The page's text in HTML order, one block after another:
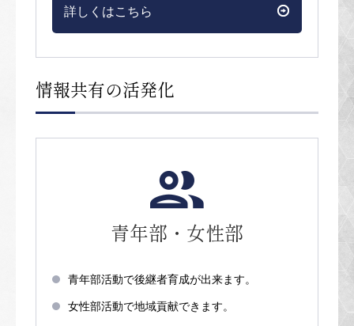
詳しくはこちら
情報共有の活発化
青年部・女性部
青年部活動で後継者育成が出来ます。
女性部活動で地域貢献できます。